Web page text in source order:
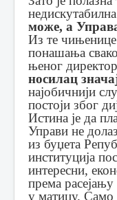
може, а
Из те чињенице
понашања
њеног
носилац
најобичнији
постоји због
Истина је да
Управи не
из буџета
институција
интересни,
према расејању
у матицу. Само